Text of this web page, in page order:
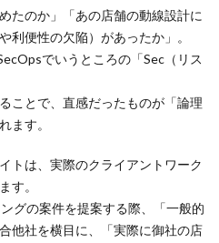
たのか」「あの店舗の動線設計に
利便性の欠陥）があったか」。
でいうところの「Sec（リス
ことで、直感だったものが「論理
ます。
トは、実際のクライアントワーク
す。
グの案件を提案する際、「一般的
他社を横目に、「実際に御社の店